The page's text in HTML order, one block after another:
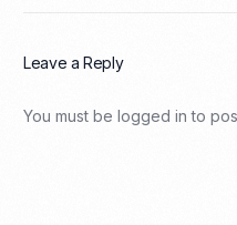
Leave a Reply
You must belogged in to